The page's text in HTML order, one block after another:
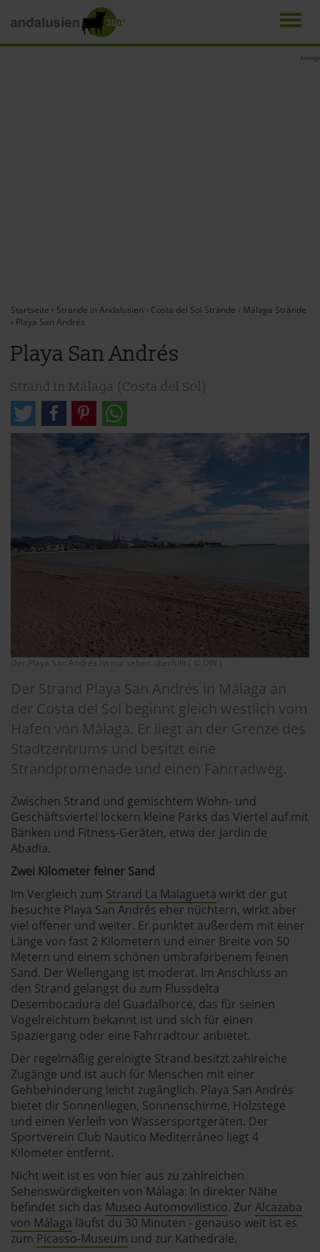
Anzeige
Startseite › Strände in Andalusien › Costa del Sol Strände › Málaga Strände
› Playa San Andrés
Playa San Andrés
Strand in Málaga (Costa del Sol)
Der Playa San Andrés ist nur selten überfüllt ( © DW )
Der Strand Playa San Andrés in Málaga an
der Costa del Sol beginnt gleich westlich vom
Hafen von Málaga. Er liegt an der Grenze des
Stadtzentrums und besitzt eine
Strandpromenade und einen Fahrradweg.
Zwischen Strand und gemischtem Wohn- und
Geschäftsviertel lockern kleine Parks das Viertel auf mit
Bänken und Fitness-Geräten, etwa der Jardin de
Abadia.
Zwei Kilometer feiner Sand
Im Vergleich zum Strand La Malagueta wirkt der gut
besuchte Playa San Andrés eher nüchtern, wirkt aber
viel offener und weiter. Er punktet außerdem mit einer
Länge von fast 2 Kilometern und einer Breite von 50
Metern und einem schönen umbrafarbenem feinen
Sand. Der Wellengang ist moderat. Im Anschluss an
den Strand gelangst du zum Flussdelta
Desembocadura del Guadalhorce, das für seinen
Vogelreichtum bekannt ist und sich für einen
Spaziergang oder eine Fahrradtour anbietet.
Der regelmäßig gereinigte Strand besitzt zahlreiche
Zugänge und ist auch für Menschen mit einer
Gehbehinderung leicht zugänglich. Playa San Andrés
bietet dir Sonnenliegen, Sonnenschirme, Holzstege
und einen Verleih von Wassersportgeräten. Der
Sportverein Club Nautico Mediterráneo liegt 4
Kilometer entfernt.
Nicht weit ist es von hier aus zu zahlreichen
Sehenswürdigkeiten von Málaga: In direkter Nähe
befindet sich das Museo Automovilistico. Zur Alcazaba
von Málaga läufst du 30 Minuten - genauso weit ist es
zum Picasso-Museum und zur Kathedrale.